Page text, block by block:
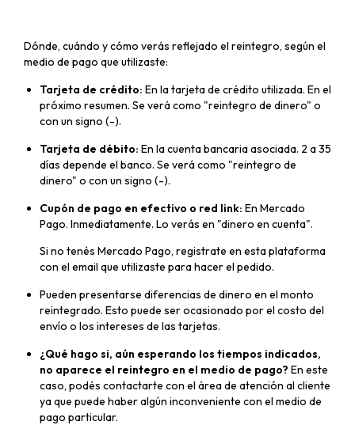
Dónde, cuándo y cómo verás reflejado el reintegro, según el
medio de pago que utilizaste:
Tarjeta de crédito: En la tarjeta de crédito utilizada. En el
próximo resumen. Se verá como "reintegro de dinero" o
con un signo (-).
Tarjeta de débito: En la cuenta bancaria asociada. 2 a 35
días depende el banco. Se verá como "reintegro de
dinero" o con un signo (-).
Cupón de pago en efectivo o red link: En Mercado
Pago. Inmediatamente. Lo verás en "dinero en cuenta".
Si no tenés Mercado Pago, registrate en esta plataforma
con el email que utilizaste para hacer el pedido.
Pueden presentarse diferencias de dinero en el monto
reintegrado. Esto puede ser ocasionado por el costo del
envío o los intereses de las tarjetas.
¿Qué hago si, aún esperando los tiempos indicados,
no aparece el reintegro en el medio de pago? En este
caso, podés contactarte con el área de atención al cliente
ya que puede haber algún inconveniente con el medio de
pago particular.